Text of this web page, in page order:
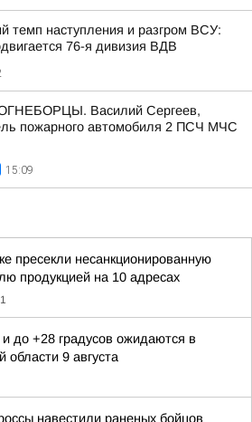
темп наступления и разгром ВСУ:
76-я дивизия ВДВ
Василий Сергеев,
пожарного автомобиля 2 ПСЧ МЧС
15:09
пресекли несанкционированную
продукцией на 10 адресах
до +28 градусов ожидаются в
области 9 августа
навестили раненых бойцов